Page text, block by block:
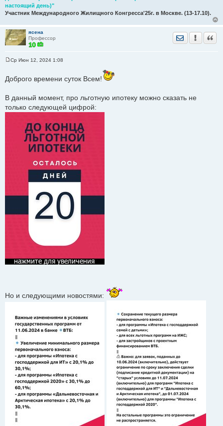
настоящий день)"
Участник Международного Жилищного Конгресса'25г. в Москве. (13-17.10).
ясена
Профессор
Отправить
о
б
н
и
е
Ср Июн 12, 2024 1:08
Доброго времени суток Всем!
В данный момент, про льготную ипотеку можно сказать не
только следующей цифрой:
Но и следующими новостями: